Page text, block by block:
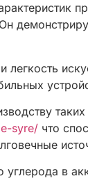
легкость
syre/ что
углерода в